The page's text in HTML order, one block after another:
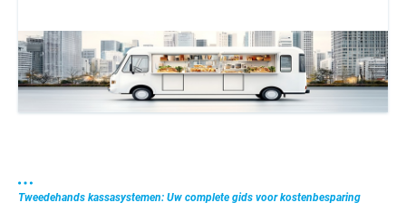
Tweedehands kassasystemen: Uw complete gids voor kostenbesparing